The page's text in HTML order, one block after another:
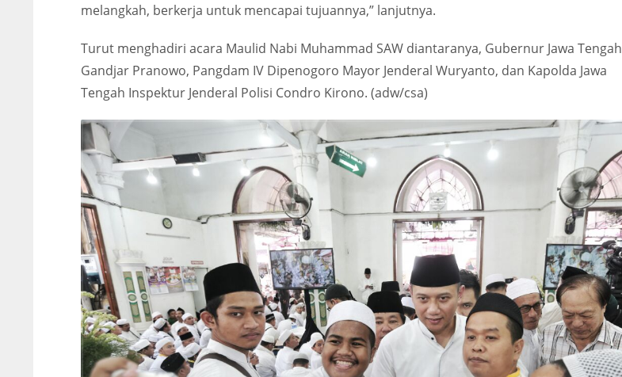
melangkah, berkerja untuk mencapai tujuannya,” lanjutnya.
Turut menghadiri acara Maulid Nabi Muhammad SAW diantaranya, Gubernur Jawa Tengah
Gandjar Pranowo, Pangdam IV Dipenogoro Mayor Jenderal Wuryanto, dan Kapolda Jawa
Tengah Inspektur Jenderal Polisi Condro Kirono. (adw/csa)